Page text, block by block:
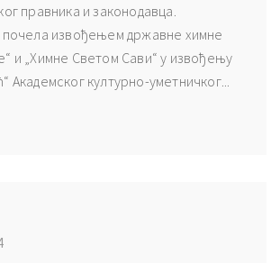
правника и законодавца.
почела извођењем државне химне
и „Химне Светом Сави“ у извођењу
Академског културно-уметничког...